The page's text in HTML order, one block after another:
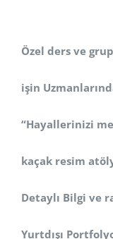
Özel ders ve
işin
“Hayallerinizi
kaçak resim
Detaylı Bilgi ve
Yurtdışı